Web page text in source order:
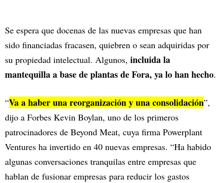
Se espera que docenas de las nuevas empresas que han
sido financiadas fracasen, quiebren o sean adquiridas por
su propiedad intelectual. Algunos, incluida la
mantequilla a base de plantas de Fora, ya lo han hecho.
“Va a haber una reorganización y una consolidación”,
dijo a Forbes Kevin Boylan, uno de los primeros
patrocinadores de Beyond Meat, cuya firma Powerplant
Ventures ha invertido en 40 nuevas empresas. “Ha habido
algunas conversaciones tranquilas entre empresas que
hablan de fusionar empresas para reducir los gastos